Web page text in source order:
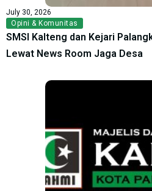
July 30, 2026
Opini & Komunitas
SMSI Kalteng dan Kejari
Lewat News Room Jaga Desa